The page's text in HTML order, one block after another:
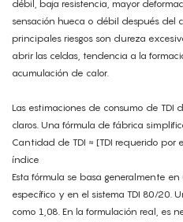
débil, baja resistencia, mayor
sensación hueca o débil después del
principales riesgos son dureza
abrir las celdas, tendencia a la
acumulación de calor.
Las estimaciones de consumo de TDI
claros. Una fórmula de fábrica
Cantidad de TDI ≈ [TDI requerido por
índice
Esta fórmula se basa generalmente
específico y en el sistema TDI 80/20.
como 1,08. En la formulación real, es